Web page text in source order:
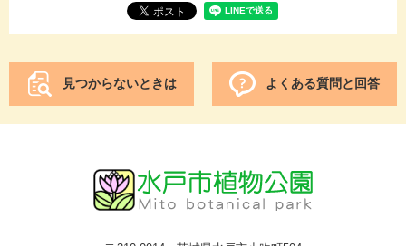
見つからないときは よくある質問と回答